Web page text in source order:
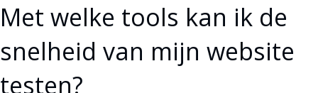
Met welke tools kan ik de
snelheid van mijn website
testen?